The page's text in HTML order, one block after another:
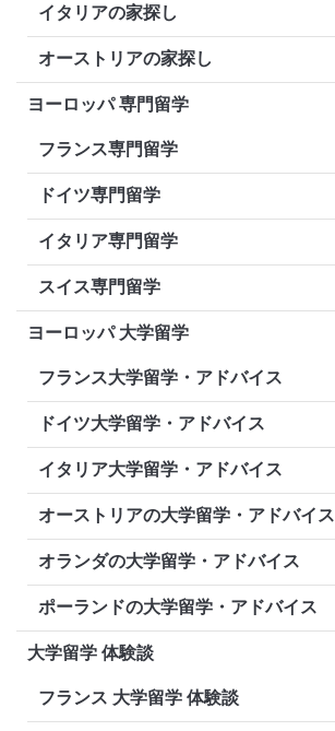
イタリアの家探し
オーストリアの家探し
ヨーロッパ 専門留学
フランス専門留学
ドイツ専門留学
イタリア専門留学
スイス専門留学
ヨーロッパ 大学留学
フランス大学留学・アドバイス
ドイツ大学留学・アドバイス
イタリア大学留学・アドバイス
オーストリアの大学留学・アドバイス
オランダの大学留学・アドバイス
ポーランドの大学留学・アドバイス
大学留学 体験談
フランス 大学留学 体験談